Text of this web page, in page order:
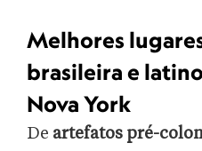
Melhores
brasileira e
Nova York
De artefatos pré-